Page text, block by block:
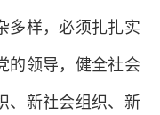
多样，必须扎扎实
的领导，健全社会
、新社会组织、新